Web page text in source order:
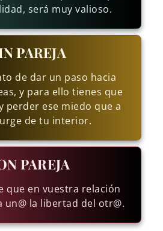
será muy valioso.
PAREJA
de dar un paso hacia
y para ello tienes que
perder ese miedo que a
de tu interior.
PAREJA
que en vuestra relación
un@ la libertad del otr@.